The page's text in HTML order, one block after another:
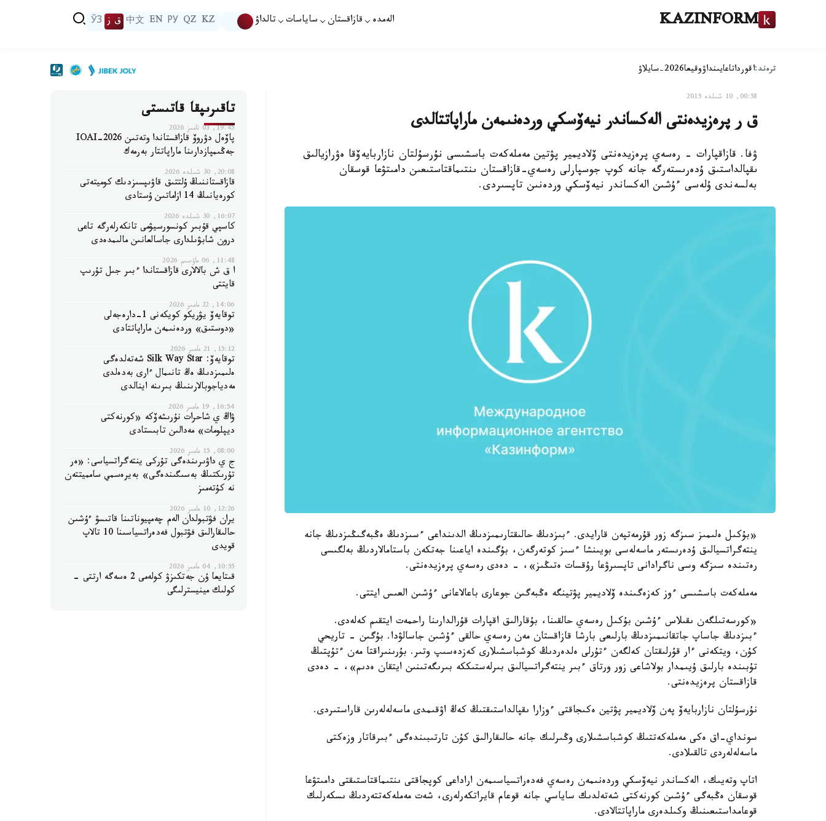
KAZINFORM الەمدە قازاقستان ساياسات تالداۋ KZ
QZ
РУ
EN
中文 ق ز ЎЗ
ترەند:اقورداتاعايىنداۋوقيعا2026-سايلاۋ
00:58, 10 شىلدە 2015
ق ر پرەزيدەنتى الەكساندر نيەۆسكي وردەنىمەن ماراپاتتالدى
ۋفا. قازاقپارات - رەسەي پرەزيدەنتى ۆلاديمير پۋتين مەملەكەت باسشىسى نۇرسۇلتان نازاربايەۆقا ەۋرازيالىق
ىقپالداستىق ۇدەرىستەرگە جانە كوپ جوسپارلى رەسەي-قازاقستان ىنتىماقتاستىعىن دامىتۋعا قوسقان
بەلسەندى ۇلەسى ءۇشىن الەكساندر نيەۆسكي وردەنىن تاپسىردى.
«بۇكىل ەلىمىز سىزگە زور قۇرمەتپەن قارايدى. ءبىزدىڭ حالىقتارىمىزدىڭ الدىنداعى ءسىزدىڭ ەڭبەگىڭىزدىڭ جانە
ينتەگراتسيالىق ۇدەرىستەر ماسەلەسى بويىنشا ءسىز كوتەرگەن، بۇگىندە اياعىنا جەتكەن باستامالاردىڭ بەلگىسى
رەتىندە سىزگە وسى ناگرادانى تاپسىرۋعا رۇقسات ەتىڭىز»، - دەدى رەسەي پرەزيدەنتى.
مەملەكەت باسشىسى ءوز كەزەگىندە ۆلاديمير پۋتينگە ەڭبەگىن جوعارى باعالاعانى ءۇشىن العىس ايتتى.
«كورسەتىلگەن ىقىلاس ءۇشىن بۇكىل رەسەي حالقىنا، بۇقارالىق اقپارات قۇرالدارىنا راحمەت ايتقىم كەلەدى.
ءبىزدىڭ جاساپ جاتقانىمىزدىڭ بارلىعى بارشا قازاقستان مەن رەسەي حالقى ءۇشىن جاسالۋدا. بۇگىن - تاريحي
كۇن، ويتكەنى ءار قۇرلىقتان كەلگەن ءتۇرلى ەلدەردىڭ كوشباسشىلارى كەزدەسىپ وتىر. بۇرىنىراقتا مەن ءتۇپتىڭ
تۇبىندە بارلىق ۇيىمدار بولاشاعى زور ورتاق ءبىر ينتەگراتسيالىق بىرلەستىككە بىرىگەتىنىن ايتقان ەدىم»، - دەدى
قازاقستان پرەزيدەنتى.
نۇرسۇلتان نازاربايەۆ پەن ۆلاديمير پۋتين ەكىجاقتى ءوزارا ىقپالداستىقتىڭ كەڭ اۋقىمدى ماسەلەلەرىن قاراستىردى.
سونداي-اق ەكى مەملەكەتتىڭ كوشباسشىلارى وڭىرلىك جانە حالىقارالىق كۇن تارتىبىندەگى ءبىرقاتار وزەكتى
ماسەلەلەردى تالقىلادى.
اتاپ وتەيىك، الەكساندر نيەۆسكي وردەنىمەن رەسەي فەدەراتسياسىمەن اراداعى كوپجاقتى ىنتىماقتاستىقتى دامىتۋعا
قوسقان ەڭبەگى ءۇشىن كورنەكتى شەتەلدىك ساياسي جانە قوعام قايراتكەرلەرى، شەت مەملەكەتتەردىڭ ىسكەرلىك
قوعامداستىعىنىڭ وكىلدەرى ماراپاتتالادى.
تاقىرىپقا قاتىستى
19:45, 03 تامىز 2026
پاۆەل دۋروۆ قازاقستاندا وتەتىن IOAI-2026
جەڭىمپازدارىنا ماراپاتتار بەرمەك
20:08, 30 شىلدە 2026
قازاقستاننىڭ ۇلتتىق قاۋىپسىزدىك كوميتەتى
كورەيانىڭ 14 ازاماتىن ۇستادى
16:07, 30 شىلدە 2026
كاسپي قۇبىر كونسورسيۋمى تانكەرلەرگە تاعى
درون شابۋىلدارى جاسالعانىن مالىمدەدى
11:48, 06 ماۋسىم 2026
ا ق ش بالالارى قازاقستاندا ءبىر جىل تۇرىپ
قايتتى
14:06, 22 مامىر 2026
توقايەۆ يۋريكو كويكەنى 1-دارەجەلى
«دوستىق» وردەنىمەن ماراپاتتادى
15:12, 21 مامىر 2026
توقايەۆ: Silk Way Star شەتەلدەگى
ەلىمىزدىڭ ەڭ تانىمال ءارى بەدەلدى
مەدياجوبالارىنىڭ بىرىنە اينالدى
16:54, 19 مامىر 2026
ۋاڭ ي شاحرات نۇرىشەۆكە «كورنەكتى
ديپلومات» مەدالىن تابىستادى
08:00, 15 مامىر 2026
ج ي داۋىرىندەگى تۇركى ينتەگراتسياسى: «ەر
تۇرىكتىڭ بەسىگىندەگى» بەيرەسمي سامميتتەن
نە كۇتەمىز
12:26, 10 مامىر 2026
يران فۋتبولدان الەم چەمپيوناتىنا قاتىسۋ ءۇشىن
حالىقارالىق فۋتبول فەدەراتسياسىنا 10 تالاپ
قويدى
10:55, 04 مامىر 2026
قىتايعا ۇن جەتكىزۋ كولەمى 2 ەسەگە ارتتى -
كولىك مينيسترلىگى